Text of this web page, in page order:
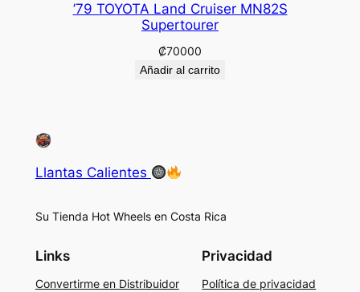
’79 TOYOTA Land Cruiser MN82S
Supertourer
₡70000
Añadir al carrito
Llantas Calientes
Su Tienda Hot Wheels en Costa Rica
Links
Convertirme en Distribuidor
Privacidad
Política de privacidad